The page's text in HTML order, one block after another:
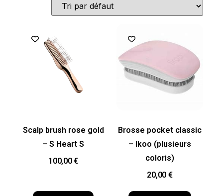
Scalp brush rose gold
– S Heart S
100,00€
Brosse pocket classic
– Ikoo (plusieurs
coloris)
20,00 €